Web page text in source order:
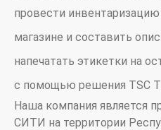
провести
магазине и составить
напечатать этикетки на
с помощью решения TSC
Наша компания является
СИТИ на территории